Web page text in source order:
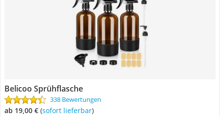
Belicoo Sprühflasche
338 Bewertungen
ab 19,00 € ( Sofort lieferbar)